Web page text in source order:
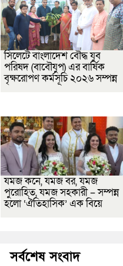
সিলেটে বাংলাদেশ বৌদ্ধ যুব
পরিষদ (বাবৌযুপ) এর বার্ষিক
বৃক্ষরোপণ কর্মসূচি ২০২৬ সম্পন্ন
যমজ কনে, যমজ বর, যমজ
পুরোহিত, যমজ সহকারী – সম্পন্ন
হলো ‘ঐতিহাসিক’ এক বিয়ে
সর্বশেষ সংবাদ